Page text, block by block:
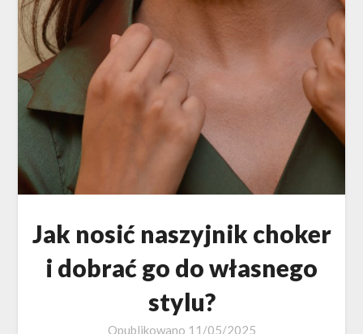
Jak nosić naszyjnik choker
i dobrać go do własnego
stylu?
Opublikowano 11/05/2025